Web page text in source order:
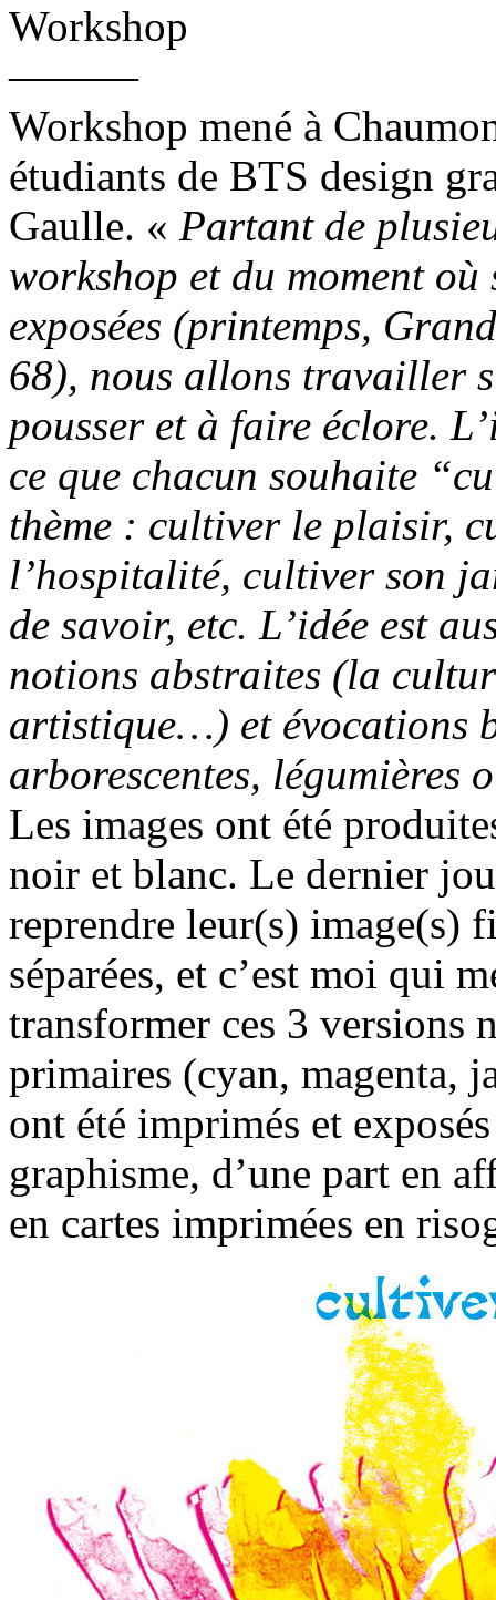
Workshop
———
Workshop mené à
étudiants de BTS design
Gaulle. « Partant de
workshop et du moment
exposées (printemps,
68), nous allons travailler
pousser et à faire éclore.
ce que chacun souhaite
thème : cultiver le plaisir,
l’hospitalité, cultiver son
de savoir, etc. L’idée est
notions abstraites (la
artistique…) et évocations
arborescentes,
Les images ont été
noir et blanc. Le dernier
reprendre leur(s) image(s)
séparées, et c’est moi qui
transformer ces 3 versions
primaires (cyan, magenta,
ont été imprimés et
graphisme, d’une part en
en cartes imprimées en